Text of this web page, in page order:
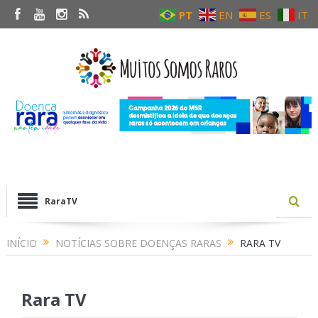
PT EN ES IT
RaraTV
INÍCIO NOTÍCIAS SOBRE DOENÇAS RARAS RARA TV
Rara TV